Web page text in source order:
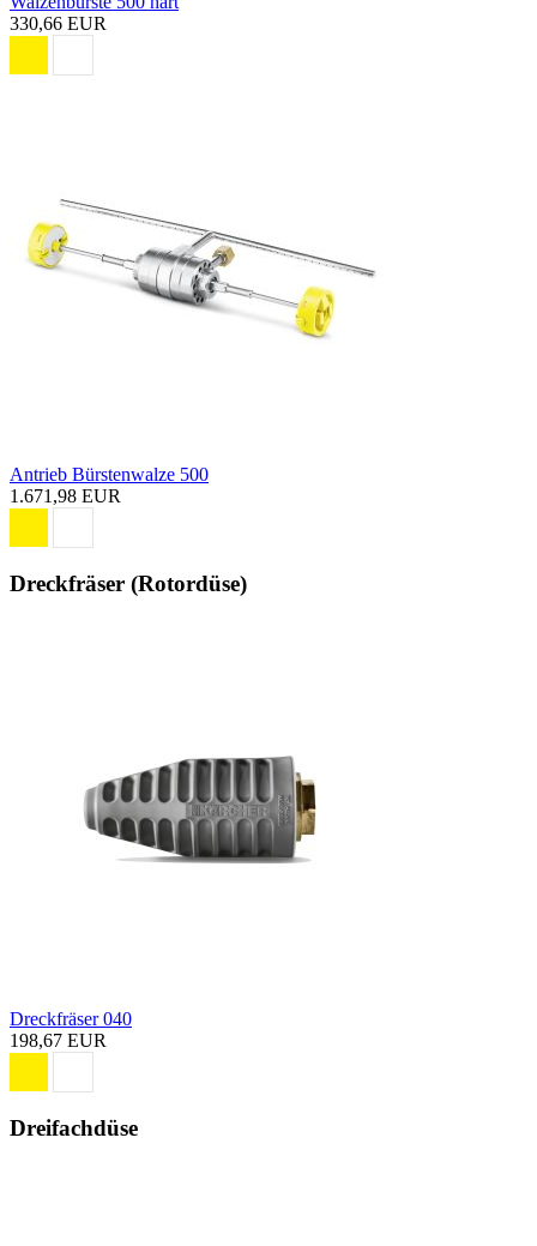
330,66 EUR
Antrieb Bürstenwalze 500
1.671,98 EUR
Dreckfräser (Rotordüse)
Dreckfräser 040
198,67 EUR
Dreifachdüse